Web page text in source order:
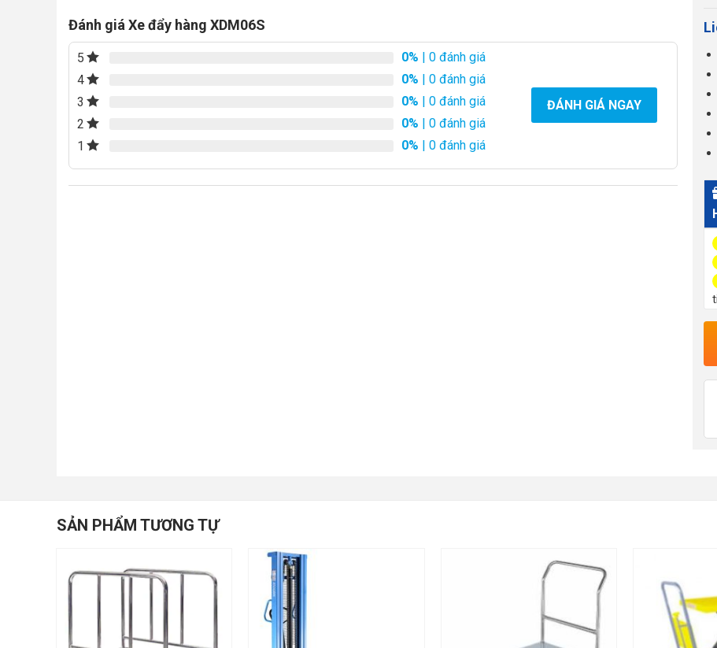
Đánh giá Xe đẩy hàng XDM06S
5 0% | 0 đánh giá
4
0% | 0 đánh giá
3
0% | 0 đánh giá
2
0% | 0 đánh giá
1
0% | 0 đánh giá
ĐÁNH GIÁ NGAY
SẢN PHẨM TƯƠNG TỰ